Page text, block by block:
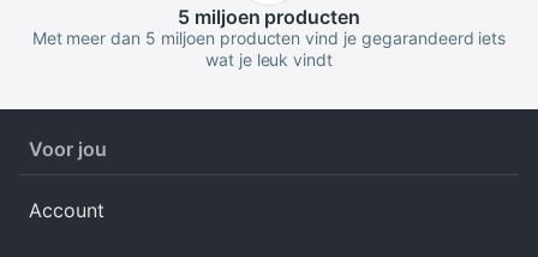
5 miljoen producten
Met meer dan 5 miljoen producten vind je gegarandeerd iets
wat je leuk vindt
Voor jou
Account